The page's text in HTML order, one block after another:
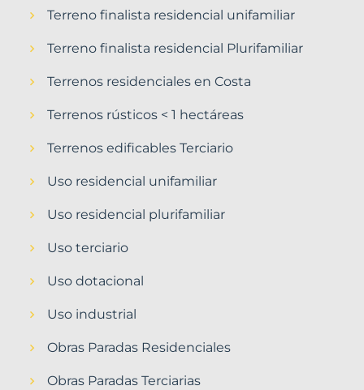
Terreno finalista residencial unifamiliar
Terreno finalista residencial Plurifamiliar
Terrenos residenciales en Costa
Terrenos rústicos < 1 hectáreas
Terrenos edificables Terciario
Uso residencial unifamiliar
Uso residencial plurifamiliar
Uso terciario
Uso dotacional
Uso industrial
Obras Paradas Residenciales
Obras Paradas Terciarias